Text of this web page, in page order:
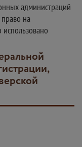
администраций
на